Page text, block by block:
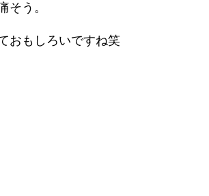
そう。
おもしろいですね笑